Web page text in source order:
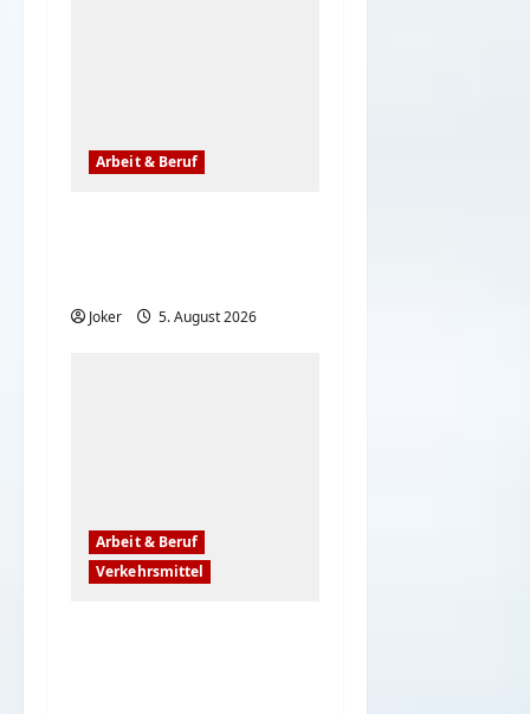
Arbeit & Beruf
Joker 5. August 2026
Arbeit & Beruf
Verkehrsmittel